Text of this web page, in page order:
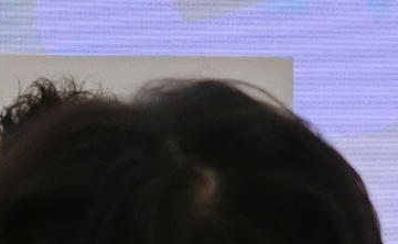
大学院ディプロマ・ポリシー（2021～2023年度入学生）
大学院ディプロマ・ポリシー（2020年度以前入学生）
広国IPEの授業について
広国IPE用語集